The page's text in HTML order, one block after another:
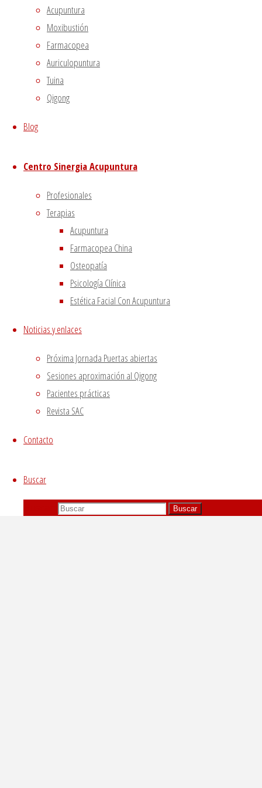
Acupuntura
Moxibustión
Farmacopea
Auriculopuntura
Tuina
Qigong
Blog
Centro Sinergia Acupuntura
Profesionales
Terapias
Acupuntura
Farmacopea China
Osteopatía
Psicología Clínica
Estética Facial Con Acupuntura
Noticias y enlaces
Próxima Jornada Puertas abiertas
Sesiones aproximación al Qigong
Pacientes prácticas
Revista SAC
Contacto
Buscar
Buscar
these cookies on your website.
GUARDAR Y ACEPTAR